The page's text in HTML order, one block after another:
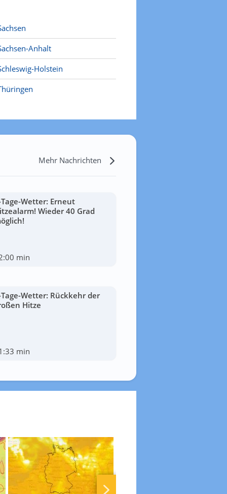
Anhalt
Holstein
Mehr Nachrichten
Wetter: Erneut
Wieder 40 Grad
min
Wetter: Rückkehr der
Hitze
min